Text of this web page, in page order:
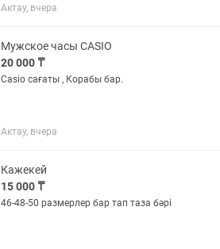
Актау, вчера
Мужское часы CASIO
20 000 ₸
Casio сағаты , Корабы бар.
Актау, вчера
Кажекей
15 000 ₸
46-48-50 размерлер бар тап таза бәрі